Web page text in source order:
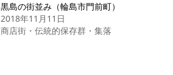
黒島の街並み（輪島市門前町）
2018年11月11日
商店街・伝統的保存群・集落